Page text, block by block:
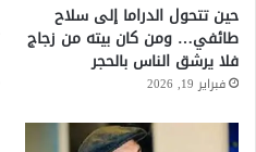
حين تتحول الدراما إلى سلاح
طائفي… ومن كان بيته من زجاج
فلا يرشق الناس بالحجر
فبراير 19, 2026